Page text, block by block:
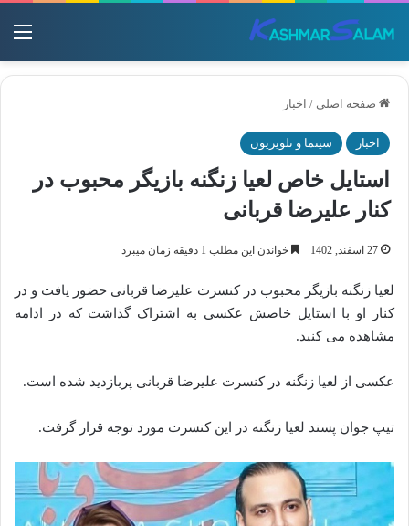
صفحه اصلی / اخبار
اخبار سینما و تلویزیون
استایل خاص لعیا زنگنه بازیگر محبوب در
کنار علیرضا قربانی
27 اسفند, 1402 خواندن این مطلب 1 دقیقه زمان میبرد
لعیا زنگنه بازیگر محبوب در کنسرت علیرضا قربانی حضور یافت و در
کنار او با استایل خاصش عکسی به اشتراک گذاشت که در ادامه
مشاهده می کنید.
عکسی از لعیا زنگنه در کنسرت علیرضا قربانی پربازدید شده است.
تیپ جوان‌ پسند لعیا زنگنه در این کنسرت مورد توجه قرار گرفت.